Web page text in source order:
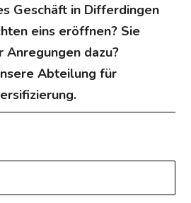
Geschäft in Differdingen
eins eröffnen? Sie
Anregungen dazu?
Abteilung für